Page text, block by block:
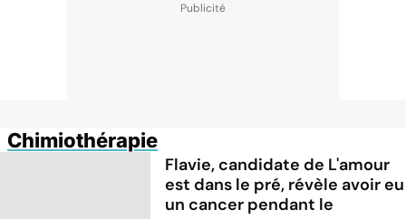
Chimiothérapie
Flavie, candidate de L'amour
est dans le pré, révèle avoir eu
un cancer pendant le